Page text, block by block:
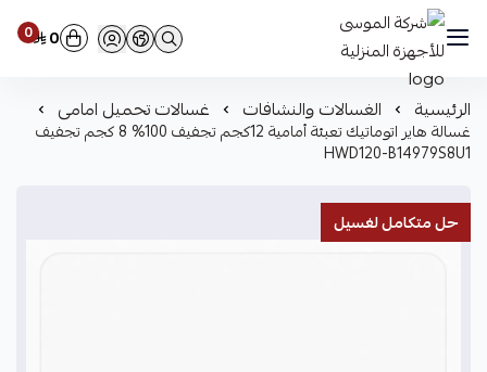
شركة الموسى للأجهزة المنزلية 0 0
الرئيسية الغسالات والنشافات غسالات تحميل امامى
غسالة هاير اتوماتيك تعبئة أمامية 12كجم تجفيف 100% 8 كجم تجفيف
HWD120-B14979S8U1
حل متكامل لغسيل